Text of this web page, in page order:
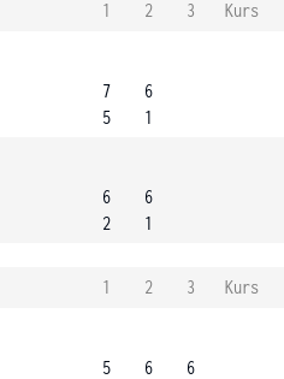
1 2 3
Kurs
7
5
6
1
6
2
6
1
1 2 3
Kurs
5
6
6